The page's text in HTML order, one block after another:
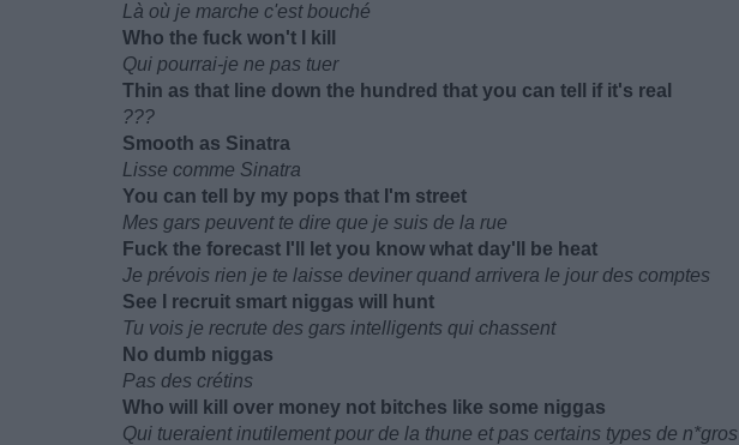
Là où je marche c'est bouché
Who the fuck won't I kill
Qui pourrai-je ne pas tuer
Thin as that line down the hundred that you can tell if it's real
???
Smooth as Sinatra
Lisse comme Sinatra
You can tell by my pops that I'm street
Mes gars peuvent te dire que je suis de la rue
Fuck the forecast I'll let you know what day'll be heat
Je prévois rien je te laisse deviner quand arrivera le jour des comptes
See I recruit smart niggas will hunt
Tu vois je recrute des gars intelligents qui chassent
No dumb niggas
Pas des crétins
Who will kill over money not bitches like some niggas
Qui tueraient inutilement pour de la thune et pas certains types de n*gros